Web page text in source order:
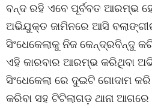
ବନ୍ଦ ରହି ଏବେ ପୂର୍ବବତ ଆରମ୍ଭ
ଅଭିଯୁକ୍ତ ଜାମିନରେ ଆସି
ସିଂଧେକେଲାକୁ ନିଜ କେନ୍ଦ୍ରବିନ୍ଦୁ
ଏହି କାରବାର ଆରମ୍ଭ କରିଥିବା
ସିଂଧେକେଲା ରେ ଦୁଇଟି ଗୋଦାମ
କରିବା ସହ ଟିଟିଲାଗଡ଼ ଥାନା